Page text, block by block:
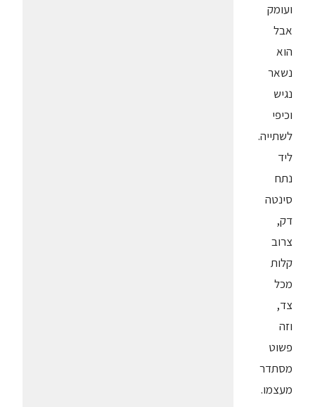
ועומק
אבל
הוא
נשאר
נגיש
וכיפי
לשתייה.
ליד
נתח
סינטה
דק,
צרוב
קלות
מכל
צד,
וזה
פשוט
מסתדר
מעצמו.